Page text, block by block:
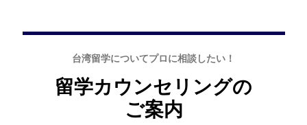
台湾留学についてプロに相談したい！
留学カウンセリングの
ご案内